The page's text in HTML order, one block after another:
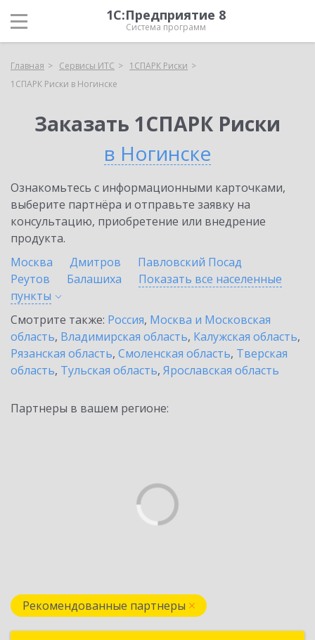
1С:Предприятие 8
Система программ
Главная Сервисы ИТС
1СПАРК Риски
1СПАРК Риски в Ногинске
Заказать 1СПАРК Риски
в Ногинске
Ознакомьтесь с информационными карточками,
выберите партнёра и отправьте заявку на
консультацию, приобретение или внедрение
продукта.
Москва
Дмитров
Павловский Посад
Реутов
Балашиха
Показать все населенные
пункты
Смотрите также: Россия, Москва и Московская
область, Владимирская область, Калужская область,
Рязанская область, Смоленская область, Тверская
область, Тульская область, Ярославская область
Партнеры в вашем регионе:
Рекомендованные партнеры